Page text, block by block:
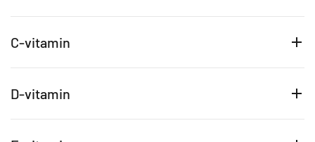
C-vitamin
D-vitamin